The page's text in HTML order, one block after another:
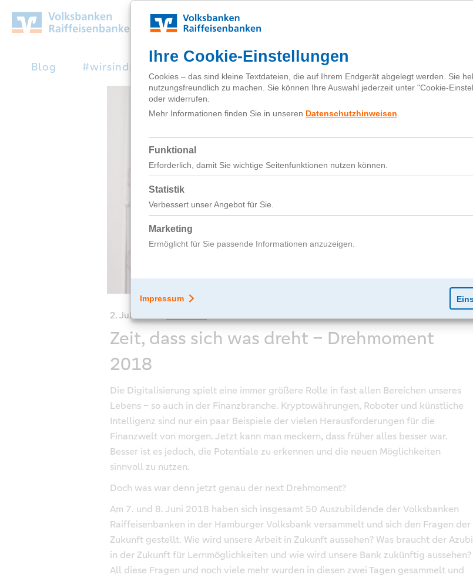
Zum
Hauptinhalt
Blog #wirsindnext Fragebox
2. Juli 2018
Zeit, dass sich was dreht – Drehmoment
2018
Die Digitalisierung spielt eine immer größere Rolle in fast allen Bereichen unseres
Lebens – so auch in der Finanzbranche. Kryptowährungen, Roboter und künstliche
Intelligenz sind nur ein paar Beispiele der vielen Herausforderungen für die
Finanzwelt von morgen. Jetzt kann man meckern, dass früher alles besser war.
Besser ist es jedoch, die Potentiale zu erkennen und die neuen Möglichkeiten
sinnvoll zu nutzen.
Doch was war denn jetzt genau der next Drehmoment?
Am 7. und 8. Juni 2018 haben sich insgesamt 50 Auszubildende der Volksbanken
Raiffeisenbanken in der Hamburger Volksbank versammelt und sich den Fragen der
Zukunft gestellt. Wie wird unsere Arbeit in Zukunft aussehen? Was braucht der Azubi
in der Zukunft für Lernmöglichkeiten und wie wird unsere Bank zukünftig aussehen?
All diese Fragen und noch viele mehr wurden in diesen zwei Tagen gesammelt und